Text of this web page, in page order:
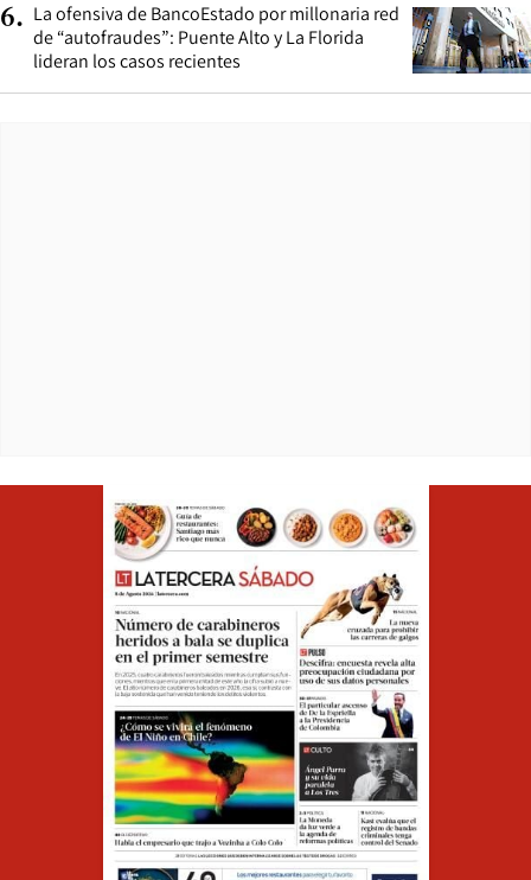
6. La ofensiva de BancoEstado por millonaria red
de “autofraudes”: Puente Alto y La Florida
lideran los casos recientes